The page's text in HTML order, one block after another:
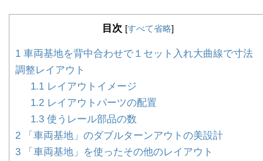
目次 [すべて省略]
1 車両基地を背中合わせで１セット入れ大曲線で寸法
調整レイアウト
1.1レイアウトイメージ
1.2レイアウトパーツの配置
1.3使うレール部品の数
2 「車両基地」のダブルターンアウトの美設計
3 「車両基地」を使ったその他のレイアウト